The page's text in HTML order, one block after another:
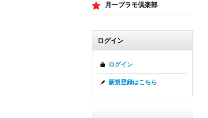
月一プラモ倶楽部
ログイン
ログイン
新規登録はこちら